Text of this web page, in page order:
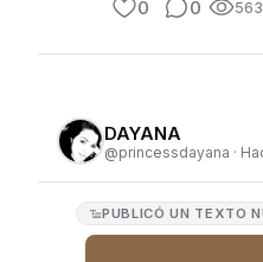
0 0 563
DAYANA
@princessdayana ·
PUBLICÓUN TEXTO